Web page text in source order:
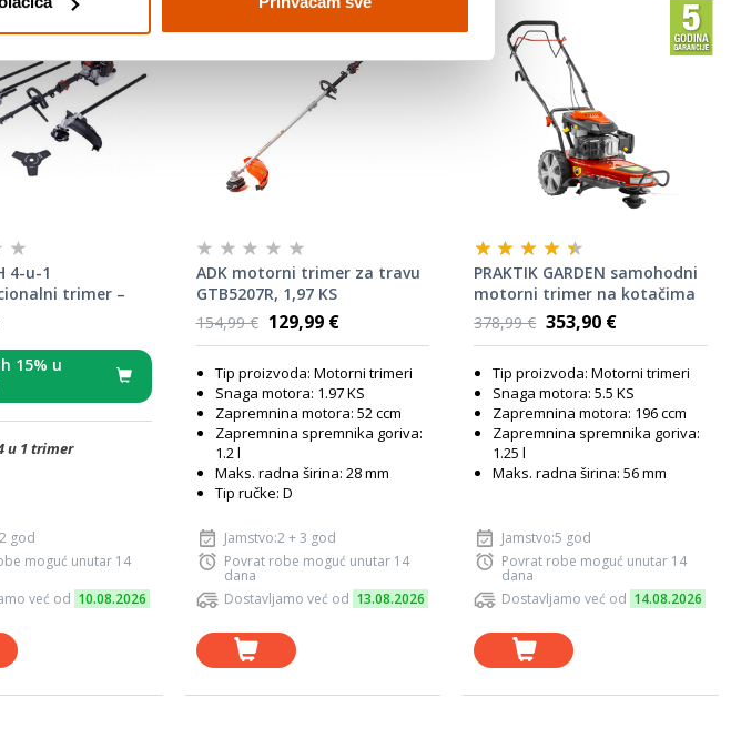
4-u-1
trimer –
52 ccm / 1,9
15% u
u 1 trimer
god
moguć unutar 14
već od 10.08.2026
ADK motorni trimer za travu
GTB5207R, 1,97 KS
154,99 € 129,99 €
Tip proizvoda: Motorni trimeri
Snaga motora: 1.97 KS
Zapremnina motora: 52 ccm
Zapremnina spremnika goriva:
1.2 l
Maks. radna širina: 28 mm
Tip ručke: D
Jamstvo:2 + 3 god
Povrat robe moguć unutar 14
dana
Dostavljamo već od 13.08.2026
PRAKTIK GARDEN samohodni
motorni trimer na kotačima
PG64521 - 196cc / 5,5KS
378,99 € 353,90 €
Tip proizvoda: Motorni trimeri
Snaga motora: 5.5 KS
Zapremnina motora: 196 ccm
Zapremnina spremnika goriva:
1.25 l
Maks. radna širina: 56 mm
Jamstvo:5 god
Povrat robe moguć unutar 14
dana
Dostavljamo već od 14.08.2026